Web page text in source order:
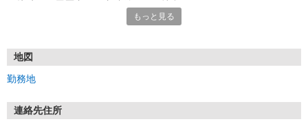
もっと見る
地図
勤務地
連絡先住所